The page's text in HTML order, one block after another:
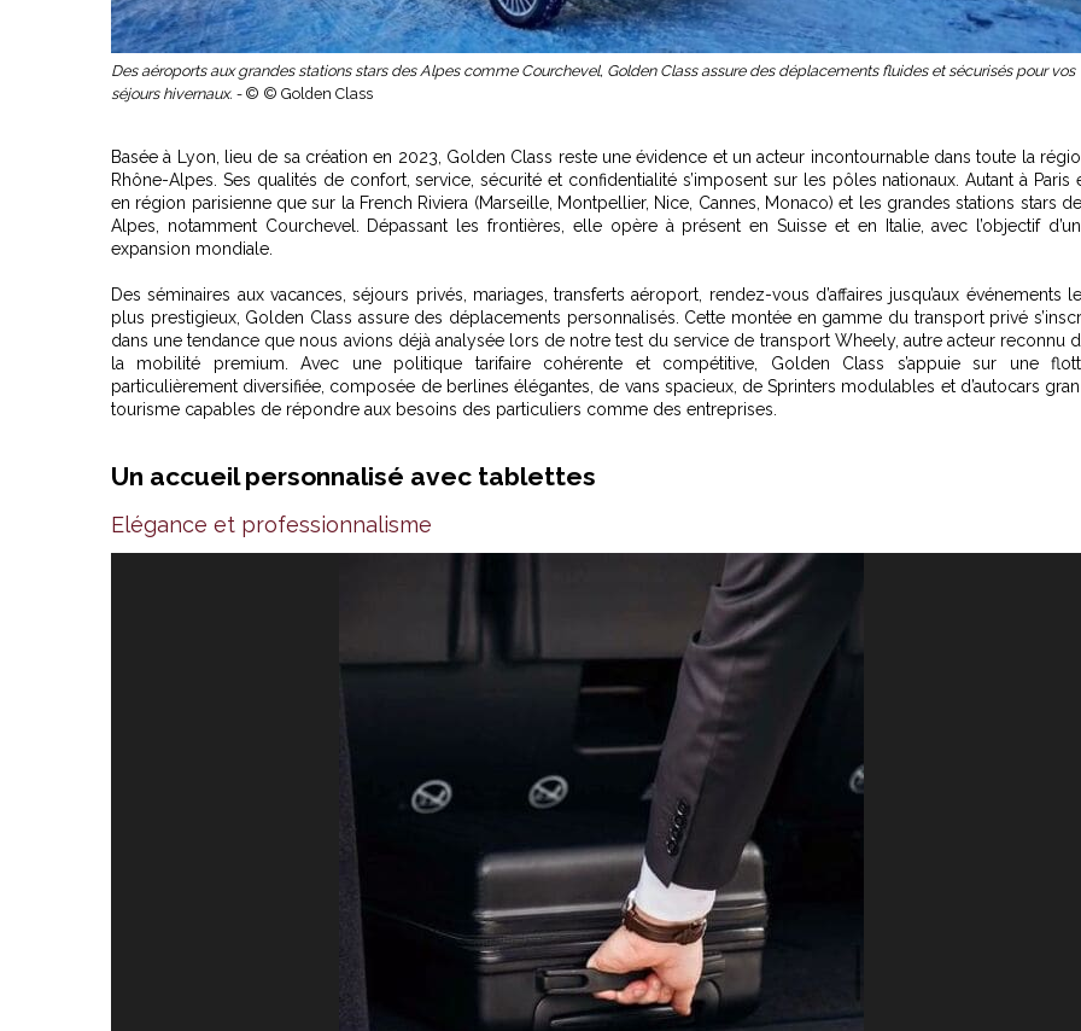
Des aéroports aux grandes stations stars des Alpes comme Courchevel, Golden Class assure des déplacements fluides et sécurisés pour vos
séjours hivernaux. - © © Golden Class
Basée à Lyon, lieu de sa création en 2023, Golden Class reste une évidence et un acteur incontournable dans toute la
Rhône-Alpes. Ses qualités de confort, service, sécurité et confidentialité s’imposent sur les pôles nationaux. Autant à Paris
en région parisienne que sur la French Riviera (Marseille, Montpellier, Nice, Cannes, Monaco) et les grandes stations stars
Alpes, notamment Courchevel. Dépassant les frontières, elle opère à présent en Suisse et en Italie, avec l’objectif
expansion mondiale.
Des séminaires aux vacances, séjours privés, mariages, transferts aéroport, rendez-vous d’affaires jusqu’aux événements
plus prestigieux, Golden Class assure des déplacements personnalisés. Cette montée en gamme du transport privé
dans une tendance que nous avions déjà analysée lors de notretest du service de transport Wheely, autre acteur reconnu
la mobilité premium. Avec une politique tarifaire cohérente et compétitive, Golden Class s’appuie sur une
particulièrement diversifiée, composée de berlines élégantes, de vans spacieux, de Sprinters modulables et d’autocars
tourisme capables de répondre aux besoins des particuliers comme des entreprises.
Un accueil personnalisé avec tablettes
Elégance et professionnalisme